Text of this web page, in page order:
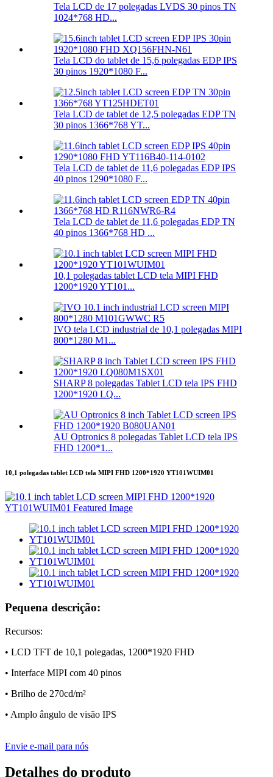
Tela LCD de 17 polegadas LVDS 30 pinos TN
1024*768 HD...
Tela LCD do tablet de 15,6 polegadas EDP IPS
30 pinos 1920*1080 F...
Tela LCD de tablet de 12,5 polegadas EDP TN
30 pinos 1366*768 YT...
Tela LCD de tablet de 11,6 polegadas EDP IPS
40 pinos 1290*1080 F...
Tela LCD de tablet de 11,6 polegadas EDP TN
40 pinos 1366*768 HD ...
10,1 polegadas tablet LCD tela MIPI FHD
1200*1920 YT101...
IVO tela LCD industrial de 10,1 polegadas MIPI
800*1280 M1...
SHARP 8 polegadas Tablet LCD tela IPS FHD
1200*1920 LQ...
AU Optronics 8 polegadas Tablet LCD tela IPS
FHD 1200*1...
10,1 polegadas tablet LCD tela MIPI FHD 1200*1920 YT101WUIM01
Pequena descrição:
Recursos:
• LCD TFT de 10,1 polegadas, 1200*1920 FHD
• Interface MIPI com 40 pinos
• Brilho de 270cd/m²
• Amplo ângulo de visão IPS
Envie e-mail para nós
Detalhes do produto